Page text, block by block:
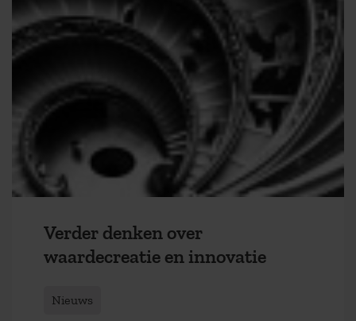
Verder denken over
waardecreatie en innovatie
Nieuws